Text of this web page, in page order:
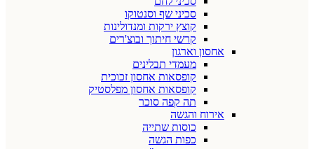
סכיני שף וסנטוקו
קוצץ ירקות ומנדולינות
קרשי חיתוך ובוצ'רים
אחסון וארגון
מעמדי תבלינים
קופסאות אחסון זכוכית
קופסאות אחסון מפלסטיק
תה קפה סוכר
אירוח והגשה
כוסות שתייה
כפות הגשה